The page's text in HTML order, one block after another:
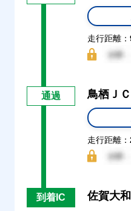
走行距離：
通過 鳥栖Ｊ
走行距離：
到着IC 佐賀大和